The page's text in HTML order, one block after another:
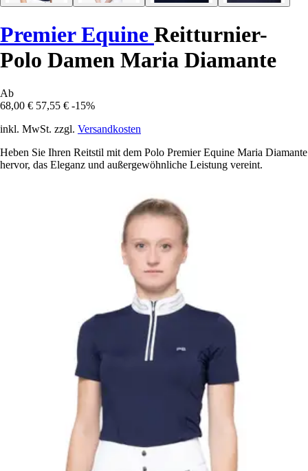
Premier Equine Reitturnier-
Polo Damen Maria Diamante
Ab
68,00 € 57,55 € -15%
inkl. MwSt. zzgl. Versandkosten
Heben Sie Ihren Reitstil mit dem Polo Premier Equine Maria Diamante
hervor, das Eleganz und außergewöhnliche Leistung vereint.